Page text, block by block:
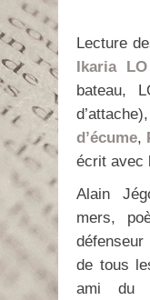
Lecture
Ikaria LO
bateau,
d’écume,
écrit avec
Alain
mers,
de tous
ami du